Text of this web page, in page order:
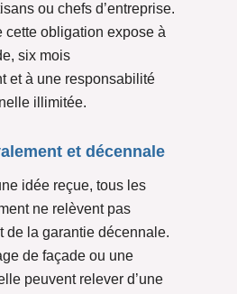
ou chefs d’entreprise.
cette obligation expose à
six mois
et à une responsabilité
illimitée.
et décennale
idée reçue, tous les
ne relèvent pas
de la garantie décennale.
de façade ou une
peuvent relever d’une